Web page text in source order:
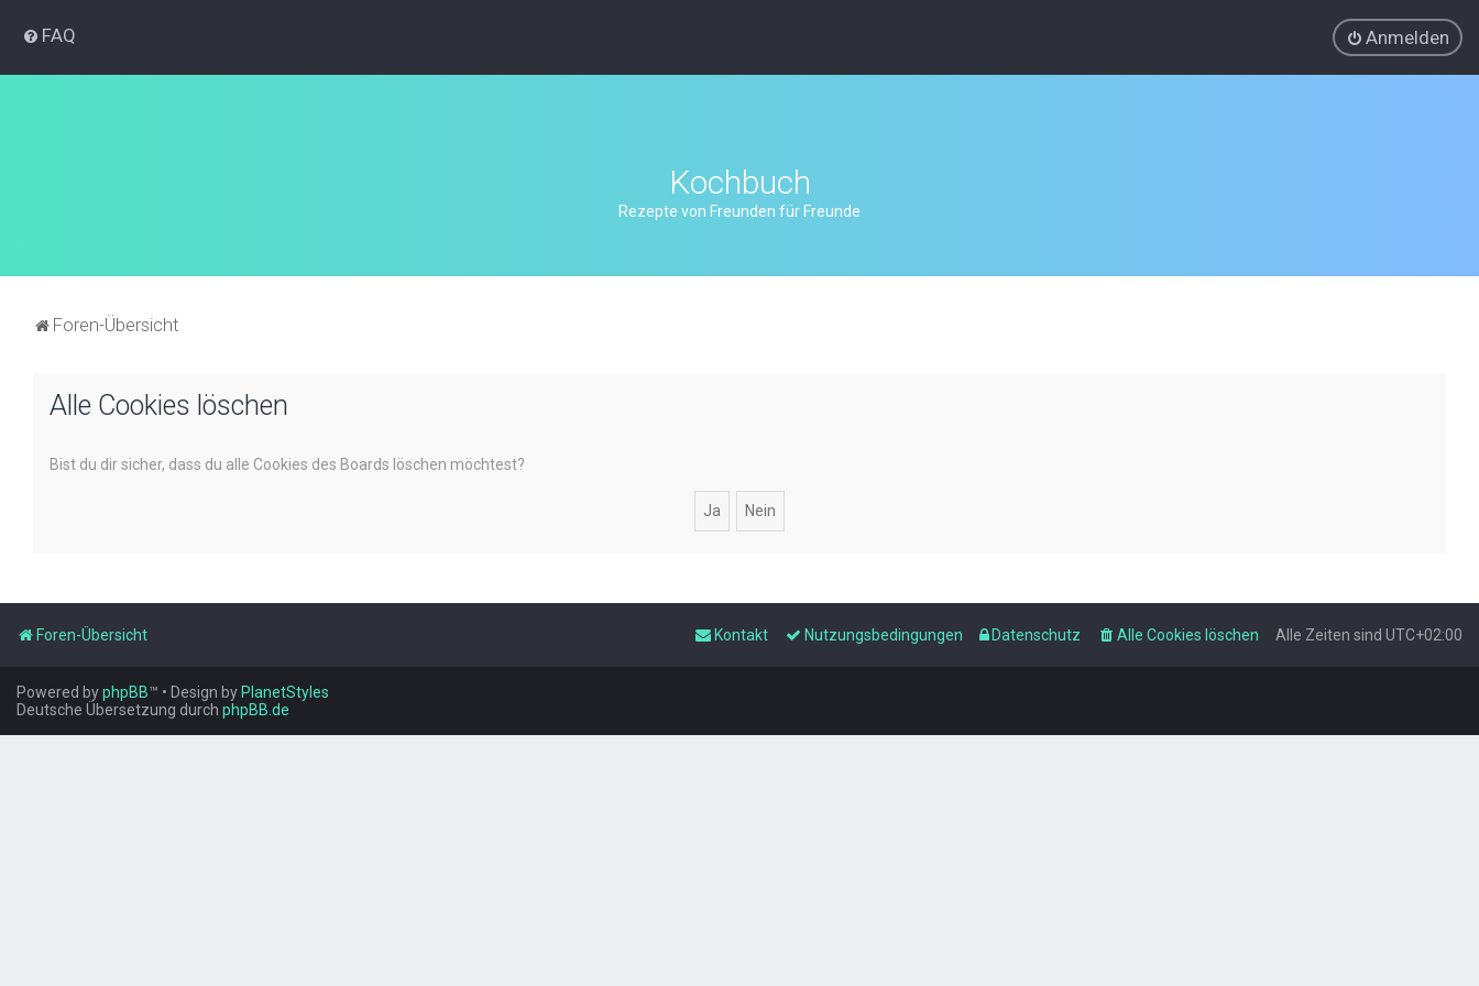
FAQ Anmelden
Kochbuch
Rezepte von Freunden für Freunde
Foren-Übersicht
Alle Cookies löschen
Bist du dir sicher, dass du alle Cookies des Boards löschen möchtest?
Foren-Übersicht Alle Zeiten sind UTC+02:00
Alle Cookies löschen
Datenschutz
Nutzungsbedingungen
Kontakt
Powered byphpBB™ • Design by PlanetStyles
Deutsche Übersetzung durch phpBB.de